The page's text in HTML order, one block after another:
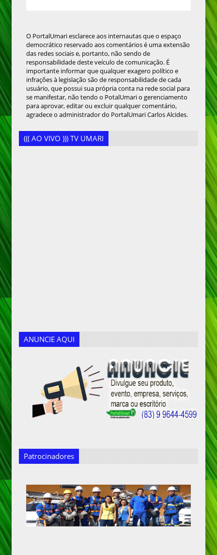
O PortalUmari esclarece aos internautas que o espaço
democrático reservado aos comentários é uma extensão
das redes sociais e, portanto, não sendo de
responsabilidade deste veículo de comunicação. É
importante informar que qualquer exagero político e
infrações à legislação são de responsabilidade de cada
usuário, que possui sua própria conta na rede social para
se manifestar, não tendo o PotalUmari o gerenciamento
para aprovar, editar ou excluir qualquer comentário,
agradece o administrador do PortalUmari Carlos Alcides.
((( AO VIVO ))) TV UMARI
ANUNCIE AQUI
Patrocinadores